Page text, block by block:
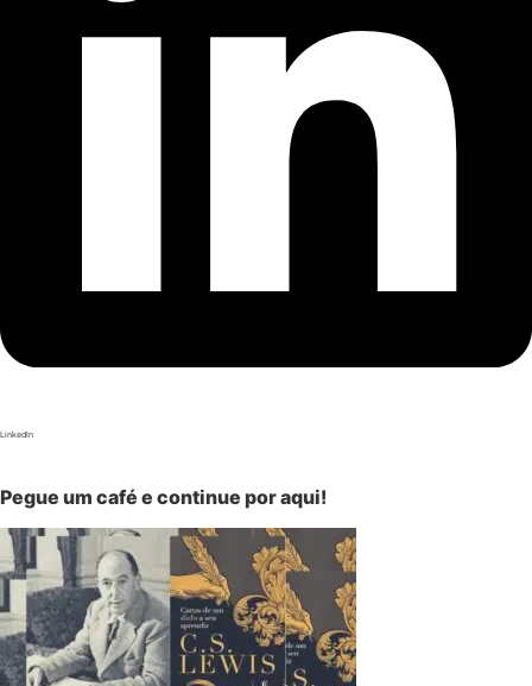
LinkedIn
Pegue um café e continue por aqui!